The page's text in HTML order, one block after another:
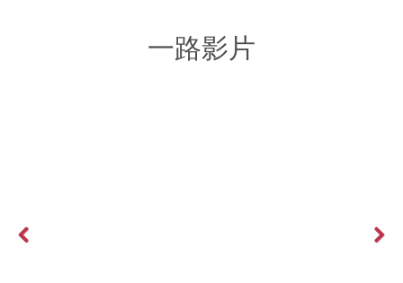
一路影片